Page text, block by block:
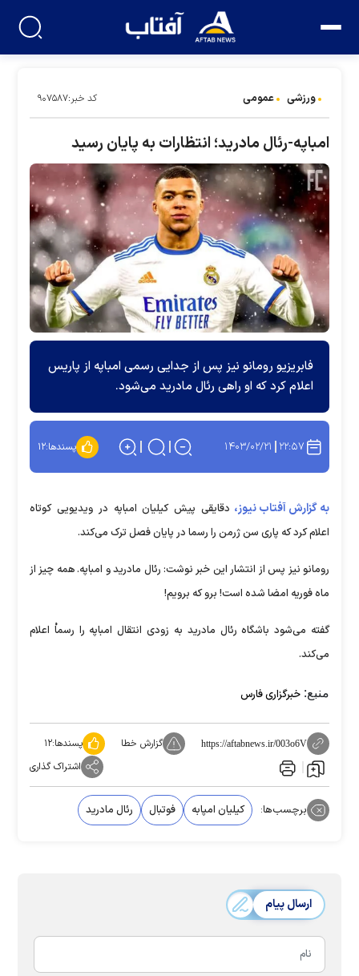
ورزشی عمومی کد خبر:۹۰۷۵۸۷
امباپه-رئال مادرید؛ انتظارات به پایان رسید
فابریزیو رومانو نیز پس از جدایی رسمی امباپه از پاریس
اعلام کرد که او راهی رئال مادرید می‌شود.
۲۲:۵۷ ۱۴۰۳/۰۲/۲۱ پسندها:۱۲
به گزارش آفتاب نیوز، دقایقی پیش کیلیان امباپه در ویدیویی کوتاه
اعلام کرد که پاری سن ژرمن را رسما در پایان فصل ترک می‌کند.
رومانو نیز پس از انتشار این خبر نوشت: رئال مادرید و امباپه. همه چیز از
ماه فوریه امضا شده است! برو که برویم!
گفته می‌شود باشگاه رئال مادرید به زودی انتقال امباپه را رسماْ اعلام
می‌کند.
منبع: خبرگزاری فارس
https://aftabnews.ir/003o6V گزارش خطا پسندها:۱۲
اشتراک گذاری
برچسب‌ها: کیلیان امپابه فوتبال رئال مادرید
ارسال پیام